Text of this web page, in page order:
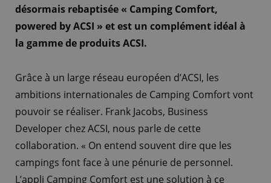
désormais rebaptisée « Camping Comfort,
powered by ACSI » et est un complément idéal à
la gamme de produits ACSI.
Grâce à un large réseau européen d’ACSI, les
ambitions internationales de Camping Comfort vont
pouvoir se réaliser. Frank Jacobs, Business
Developer chez ACSI, nous parle de cette
collaboration. « On entend souvent dire que les
campings font face à une pénurie de personnel.
L’appli Camping Comfort est une solution à ce